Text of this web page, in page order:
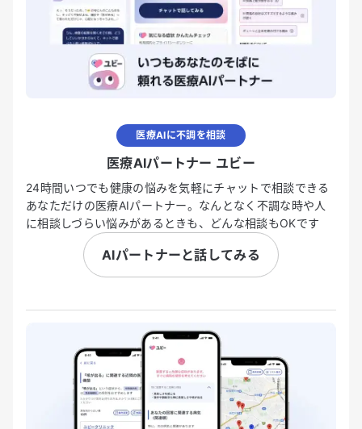
医療AIに不調を相談
医療AIパートナー ユビー
24時間いつでも健康の悩みを気軽にチャットで相談できる
あなただけの医療AIパートナー。なんとなく不調な時や人
に相談しづらい悩みがあるときも、どんな相談もOKです
AIパートナーと話してみる